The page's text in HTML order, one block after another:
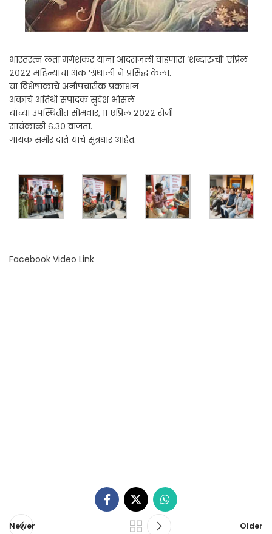
भारतरत्न लता मंगेशकर यांना आदरांजली वाहणारा ‘शब्दारुची’ एप्रिल
२०२२ महिन्याचा अंक ‘ग्रंथाली ने प्रसिद्ध केला.
या विशेषांकाचे अनौपचारीक प्रकाशन
अंकाचे अतिथी संपादक सुदेश भोसले
यांच्या उपस्थितीत सोमवार, ११ एप्रिल २०२२ रोजी
सायंकाळी ६.३० वाजता.
गायक समीर दाते याचे सूत्रधार आहेत.
Facebook Video Link
Newer Older